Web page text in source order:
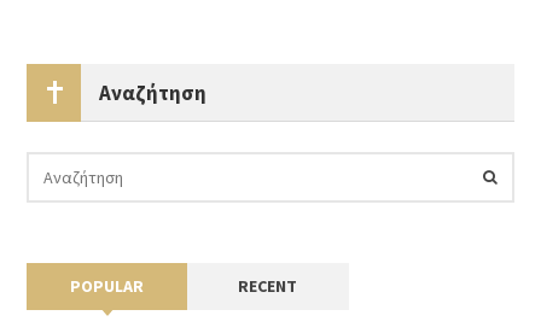
Αναζήτηση
POPULAR RECENT